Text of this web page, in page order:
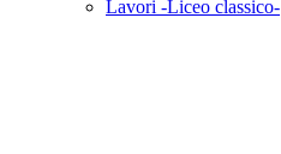
Lavori -Liceo classico-